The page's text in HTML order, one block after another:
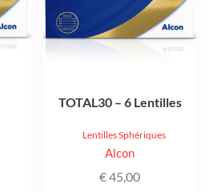
TOTAL30 – 6 Lentilles
Lentilles Sphériques
Alcon
€45,00
variations.
Les
options
choisies